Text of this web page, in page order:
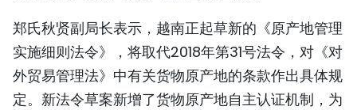
ENGLISH
FRANÇAIS
РУССКИЙ
郑氏秋贤副局长表示，越南正起草新的《原产地管理
实施细则法令》，将取代2018年第31号法令，对《对
外贸易管理法》中有关货物原产地的条款作出具体规
定。新法令草案新增了货物原产地自主认证机制，为